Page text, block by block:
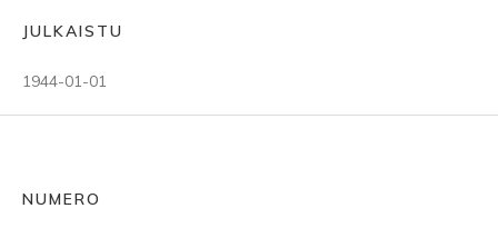
JULKAISTU
1944-01-01
NUMERO